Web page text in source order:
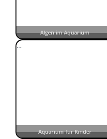
Algen im Aquarium
Aquarium für Kinder
…